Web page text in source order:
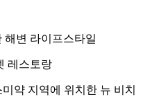
해변 라이프스타일
레스토랑
약 지역에 위치한 뉴 비치